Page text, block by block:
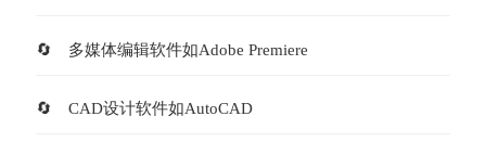
多媒体编辑软件如Adobe Premiere
CAD设计软件如AutoCAD